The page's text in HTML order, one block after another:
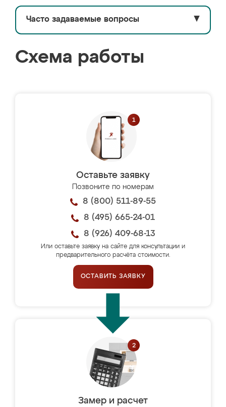
Часто задаваемые вопросы ▼
Схема работы
Оставьте заявку
Позвоните по номерам
8 (800) 511-89-55
8 (495) 665-24-01
8 (926) 409-68-13
Или оставьте заявку на сайте для консультации и
предварительного расчёта стоимости.
ОСТАВИТЬ ЗАЯВКУ
Замер и расчет